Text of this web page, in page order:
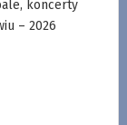
koncerty
– 2026